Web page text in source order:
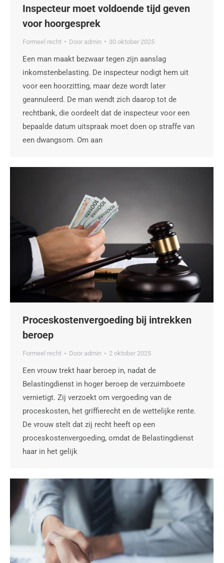
Inspecteur moet voldoende tijd geven
voor hoorgesprek
Formeel recht Door admin 30 oktober 2025
Een man maakt bezwaar tegen zijn aanslag
inkomstenbelasting. De inspecteur nodigt hem uit
voor een hoorzitting, maar deze wordt later
geannuleerd. De man wendt zich daarop tot de
rechtbank, die oordeelt dat de inspecteur voor een
bepaalde datum uitspraak moet doen op straffe van
een dwangsom. Om aan
Proceskostenvergoeding bij intrekken
beroep
Formeel recht Door admin 2 oktober 2025
Een vrouw trekt haar beroep in, nadat de
Belastingdienst in hoger beroep de verzuimboete
vernietigt. Zij verzoekt om vergoeding van de
proceskosten, het griffierecht en de wettelijke rente.
De vrouw stelt dat zij recht heeft op een
proceskostenvergoeding, omdat de Belastingdienst
haar in het gelijk